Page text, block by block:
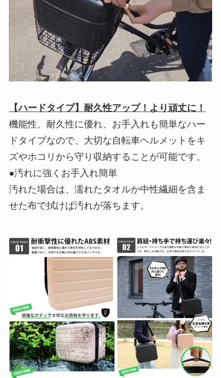
【ハードタイプ】耐久性アップ！より頑丈に！
機能性、耐久性に優れ、お手入れも簡単なハー
ドタイプなので、大切な自転車ヘルメットをキ
ズやホコリから守り収納することが可能です。
●汚れに強くお手入れ簡単
汚れた場合は、濡れたタオルか中性繊細を含ま
せた布で拭けば汚れが落ちます。